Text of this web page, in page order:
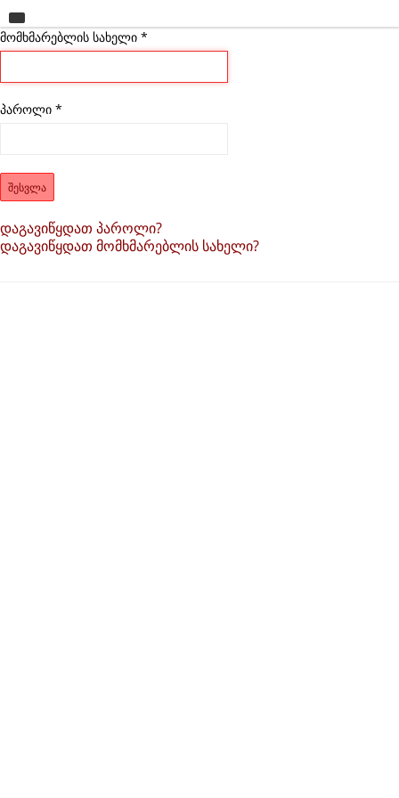
მთავარი
საგანმანათლებლო ერთეულები
კვლევა
კონტაქტი
მომხმარებლის სახელი *
პაროლი *
ᲨᲔᲡᲕᲚᲐ
დაგავიწყდათ პაროლი?
დაგავიწყდათ მომხმარებლის სახელი?